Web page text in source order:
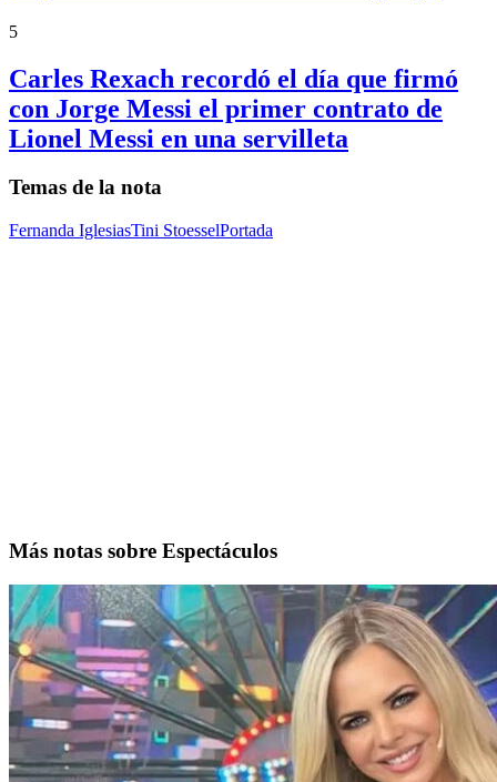
5
Carles Rexach recordó el día que firmó
con Jorge Messi el primer contrato de
Lionel Messi en una servilleta
Temas de la nota
Fernanda IglesiasTini StoesselPortada
Más notas sobre Espectáculos